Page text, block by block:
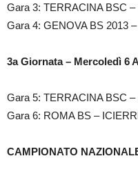
Gara 3: TERRACINA BSC
Gara 4: GENOVA BS 2013
3a Giornata – Mercoledì 6
Gara 5: TERRACINA BSC
Gara 6: ROMA BS –
CAMPIONATO